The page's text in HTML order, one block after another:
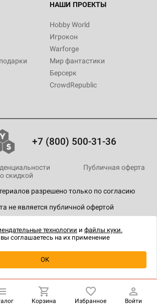
Купить| 5 990 ₽
НАШИ ПРОЕКТЫ
Hobby World
Игрокон
Warforge
Мир фантастики
Берсерк
CrowdRepublic
+7 (800) 500-31-36
разрешено только по согласию
не является публичной офертой
Публичная оферта
скидкой
Корзина Избранное Войти
технологии и файлы куки.
соглашаетесь на их применение
OK